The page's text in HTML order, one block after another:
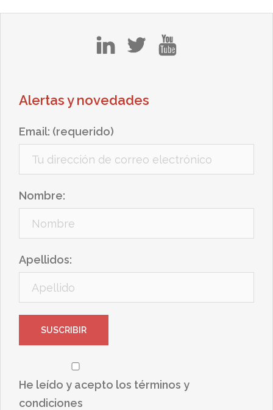
Alertas y novedades
Email: (requerido)
Nombre:
Apellidos:
He leído y acepto los términos y
condiciones